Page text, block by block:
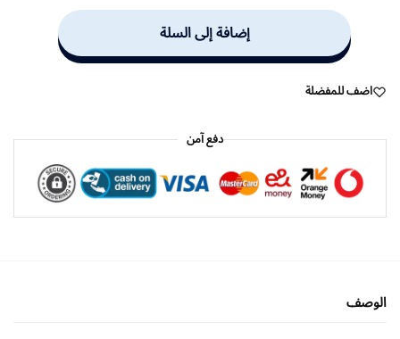
إضافة إلى السلة
اضف للمفضلة
دفع آمن
الوصف